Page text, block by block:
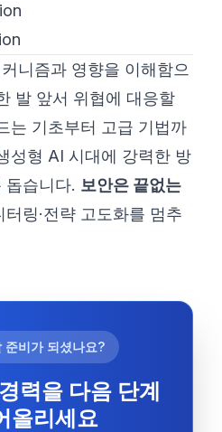
니즘과 영향을 이해함으
발 앞서 위협에 대응할
는 기초부터 고급 기법까
성형 AI 시대에 강력한 방
돕습니다. 보안은 끝없는
터링·전략 고도화를 멈추
준비가 되셨나요?
력을 다음 단계
올리세요